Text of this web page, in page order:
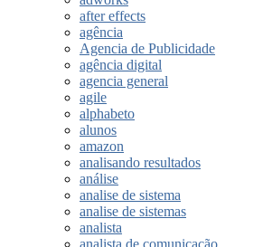
after effects
agência
Agencia de Publicidade
agência digital
agencia general
agile
alphabeto
alunos
amazon
analisando resultados
análise
analise de sistema
analise de sistemas
analista
analista de comunicação